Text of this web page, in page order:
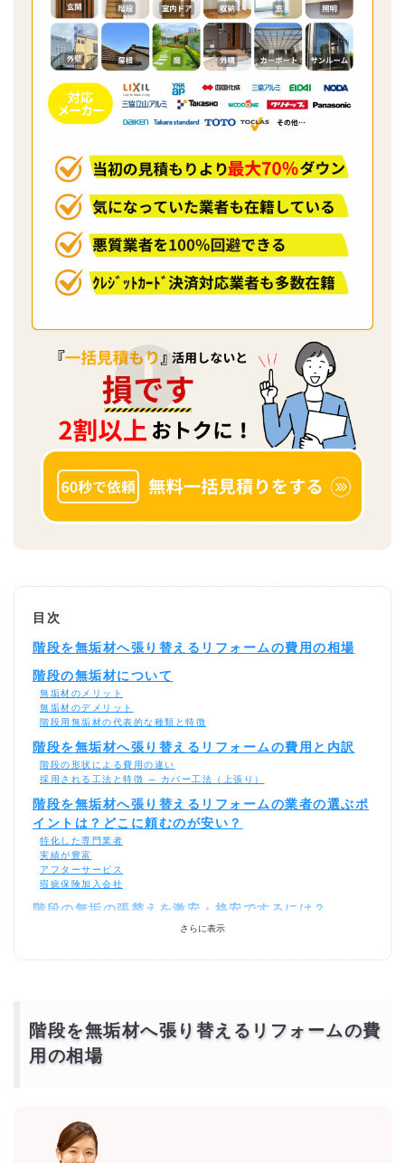
目次
階段を無垢材へ張り替えるリフォームの費用の相場
階段の無垢材について
無垢材のメリット
無垢材のデメリット
階段用無垢材の代表的な種類と特徴
階段を無垢材へ張り替えるリフォームの費用と内訳
階段の形状による費用の違い
採用される工法と特徴 ― カバー工法（上張り）
階段を無垢材へ張り替えるリフォームの業者の選ぶポ
イントは？どこに頼むのが安い？
特化した専門業者
実績が豊富
アフターサービス
瑕疵保険加入会社
階段の無垢の張替えを激安・格安でするには？
さらに表示
階段を無垢材へ張り替えるリフォームの費
用の相場